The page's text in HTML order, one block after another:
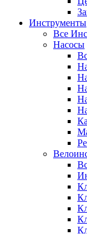
Инструменты
Все
Насосы